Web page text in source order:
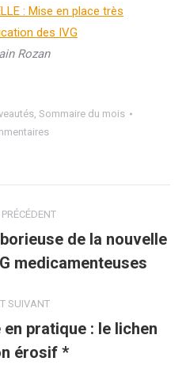
: Mise en place très
des IVG
Rozan
, Sommaire du mois
précédent
de la nouvelle
medicamenteuses
SUIVANT
Onglet
suivant
pratique : le lichen
érosif *